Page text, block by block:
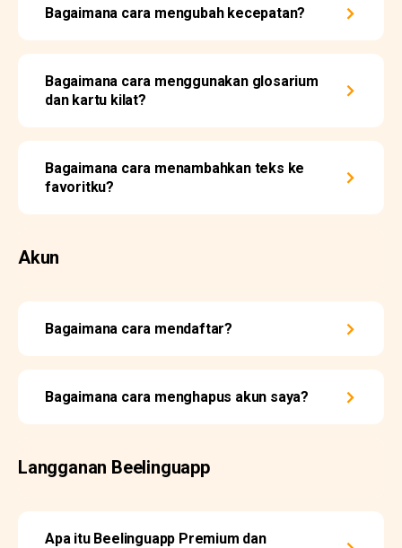
Bagaimana cara mengubah kecepatan?
Bagaimana cara menggunakan glosarium
dan kartu kilat?
Bagaimana cara menambahkan teks ke
favoritku?
Akun
Bagaimana cara mendaftar?
Bagaimana cara menghapus akun saya?
Langganan Beelinguapp
Apa itu Beelinguapp Premium dan